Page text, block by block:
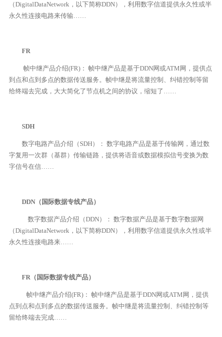
（DigitalDataNetwork，以下简称DDN），利用数字信道提供永久性或半
永久性连接电路来传输……
FR
帧中继产品介绍(FR)： 帧中继产品是基于DDN网或ATM网，提供点
到点和点到多点的数据传送服务。帧中继是将流量控制、纠错控制等留
给终端去完成，大大简化了节点机之间的协议，缩短了……
SDH
数字电路产品介绍（SDH）： 数字电路产品是基于传输网，通过数
字复用一次群（基群）传输链路，提供将语音或数据模拟信号变换为数
字信号在信……
DDN（国际数据专线产品）
数字数据产品介绍（DDN）： 数字数据产品是基于数字数据网
（DigitalDataNetwork，以下简称DDN），利用数字信道提供永久性或半
永久性连接电路来……
FR（国际数据专线产品）
帧中继产品介绍(FR)： 帧中继产品是基于DDN网或ATM网，提供
点到点和点到多点的数据传送服务。帧中继是将流量控制、纠错控制等
留给终端去完成……